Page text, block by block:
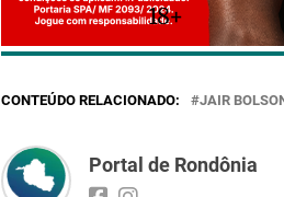
18+
CONTEÚDO RELACIONADO: JAIR
Portal de Rondônia